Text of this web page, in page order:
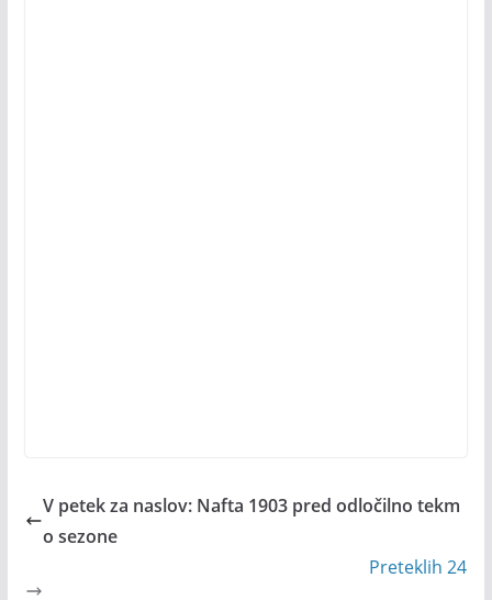
V petek za naslov: Nafta 1903 pred odločilno tekm
o sezone
Preteklih 24